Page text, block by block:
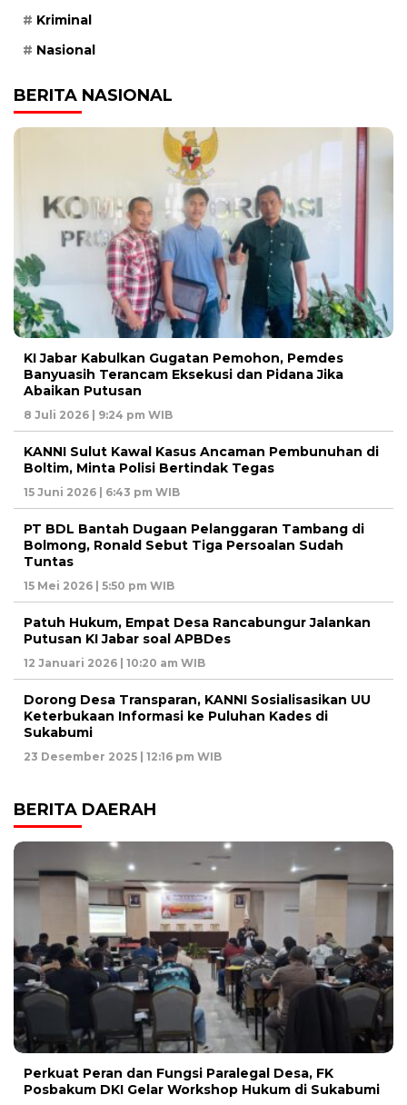
Kriminal
Nasional
BERITA NASIONAL
KI Jabar Kabulkan Gugatan Pemohon, Pemdes
Banyuasih Terancam Eksekusi dan Pidana Jika
Abaikan Putusan
8 Juli 2026 | 9:24 pm WIB
KANNI Sulut Kawal Kasus Ancaman Pembunuhan di
Boltim, Minta Polisi Bertindak Tegas
15 Juni 2026 | 6:43 pm WIB
PT BDL Bantah Dugaan Pelanggaran Tambang di
Bolmong, Ronald Sebut Tiga Persoalan Sudah
Tuntas
15 Mei 2026 | 5:50 pm WIB
Patuh Hukum, Empat Desa Rancabungur Jalankan
Putusan KI Jabar soal APBDes
12 Januari 2026 | 10:20 am WIB
Dorong Desa Transparan, KANNI Sosialisasikan UU
Keterbukaan Informasi ke Puluhan Kades di
Sukabumi
23 Desember 2025 | 12:16 pm WIB
BERITA DAERAH
Perkuat Peran dan Fungsi Paralegal Desa, FK
Posbakum DKI Gelar Workshop Hukum di Sukabumi